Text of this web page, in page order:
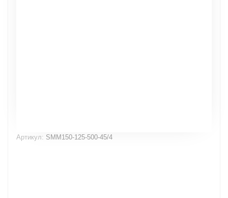
Артикул: SMM150-125-500-45/4